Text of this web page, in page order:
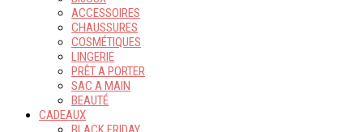
ACCESSOIRES
CHAUSSURES
COSMÉTIQUES
LINGERIE
PRÊT A PORTER
SAC A MAIN
BEAUTÉ
CADEAUX